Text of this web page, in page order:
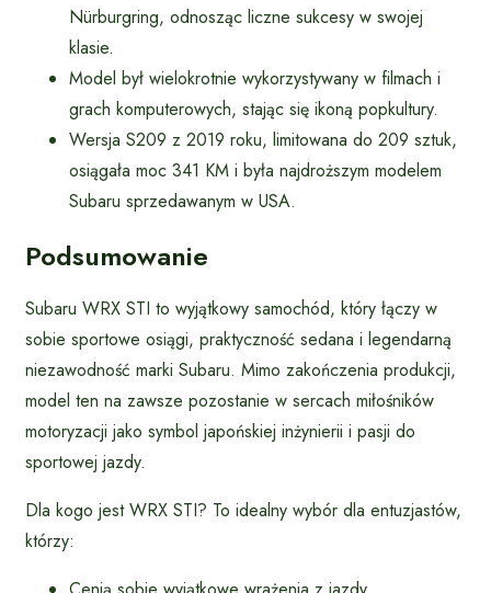
Nürburgring, odnosząc liczne sukcesy w swojej
klasie.
Model był wielokrotnie wykorzystywany w filmach i
grach komputerowych, stając się ikoną popkultury.
Wersja S209 z 2019 roku, limitowana do 209 sztuk,
osiągała moc 341 KM i była najdroższym modelem
Subaru sprzedawanym w USA.
Podsumowanie
Subaru WRX STI to wyjątkowy samochód, który łączy w
sobie sportowe osiągi, praktyczność sedana i legendarną
niezawodność marki Subaru. Mimo zakończenia produkcji,
model ten na zawsze pozostanie w sercach miłośników
motoryzacji jako symbol japońskiej inżynierii i pasji do
sportowej jazdy.
Dla kogo jest WRX STI? To idealny wybór dla entuzjastów,
którzy: